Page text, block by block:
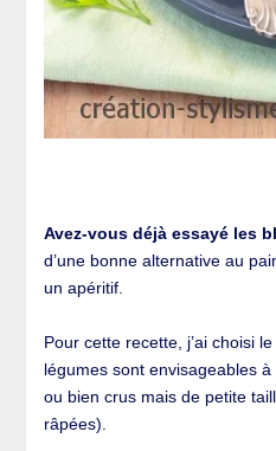
Avez-vous déjà essayé les
d’une bonne alternative au
un apéritif.
Pour cette recette, j’ai choisi
légumes sont envisageables
ou bien crus mais de petite
râpées).